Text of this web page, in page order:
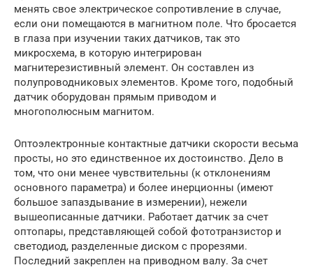
менять свое электрическое сопротивление в случае,
если они помещаются в магнитном поле. Что бросается
в глаза при изучении таких датчиков, так это
микросхема, в которую интегрирован
магнитерезистивный элемент. Он составлен из
полупроводниковых элементов. Кроме того, подобный
датчик оборудован прямым приводом и
многополюсным магнитом.
Оптоэлектронные контактные датчики скорости весьма
просты, но это единственное их достоинство. Дело в
том, что они менее чувствительны (к отклонениям
основного параметра) и более инерционны (имеют
большое запаздывание в измерении), нежели
вышеописанные датчики. Работает датчик за счет
оптопары, представляющей собой фототранзистор и
светодиод, разделенные диском с прорезями.
Последний закреплен на приводном валу. За счет